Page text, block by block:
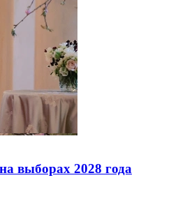
выборах 2028 года